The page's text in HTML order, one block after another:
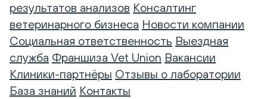
результатов анализов Консалтинг
ветеринарного бизнеса Новости компании
Социальная ответственность Выездная
служба Франшиза Vet Union Вакансии
Клиники-партнёры Отзывы о лаборатории
База знаний Контакты